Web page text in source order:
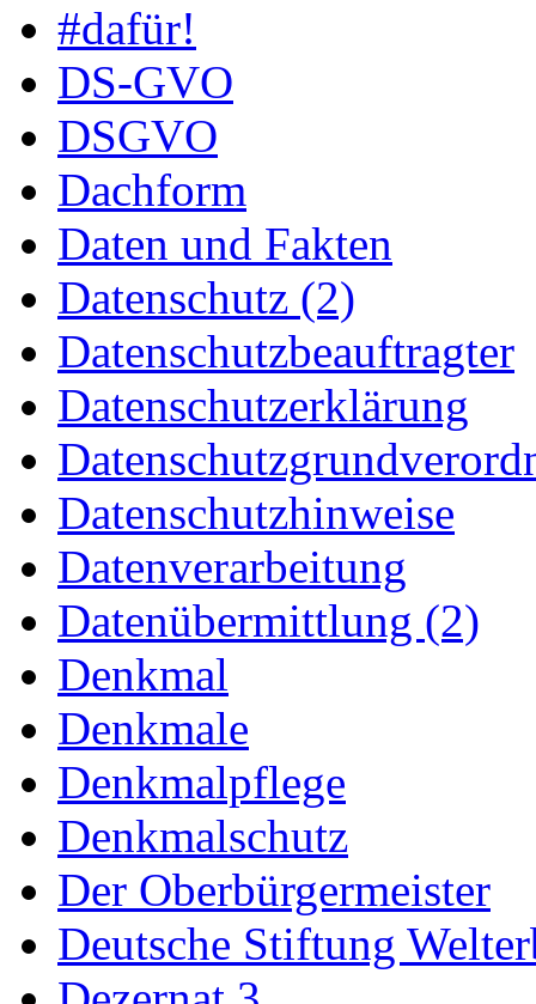
#dafür!
DS-GVO
DSGVO
Dachform
Daten und Fakten
Datenschutz (2)
Datenschutzbeauftragter
Datenschutzerklärung
Datenschutzhinweise
Datenverarbeitung
Datenübermittlung (2)
Denkmal
Denkmale
Denkmalpflege
Denkmalschutz
Der Oberbürgermeister
Deutsche Stiftung